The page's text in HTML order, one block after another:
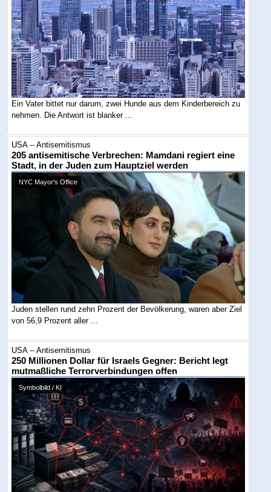
Ein Vater bittet nur darum, zwei Hunde aus dem Kinderbereich zu
nehmen. Die Antwort ist blanker ...
USA -- Antisemitismus
205 antisemitische Verbrechen: Mamdani regiert eine
Stadt, in der Juden zum Hauptziel werden
NYC Mayor's Office
Juden stellen rund zehn Prozent der Bevölkerung, waren aber Ziel
von 56,9 Prozent aller ...
USA -- Antisemitismus
250 Millionen Dollar für Israels Gegner: Bericht legt
mutmaßliche Terrorverbindungen offen
Symbolbild / KI